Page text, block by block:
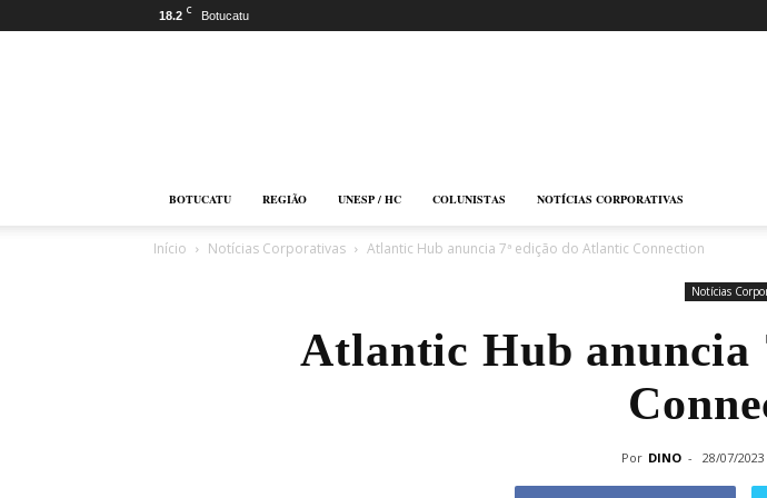
18.2 C Botucatu
BOTUCATU REGIÃO UNESP / HC COLUNISTAS NOTÍCIAS CORPORATIVAS
Início Notícias Corporativas Atlantic Hub anuncia 7ª edição do Atlantic Connection
Notícias
Atlantic Hub anuncia
Por DINO - 28/07/2023